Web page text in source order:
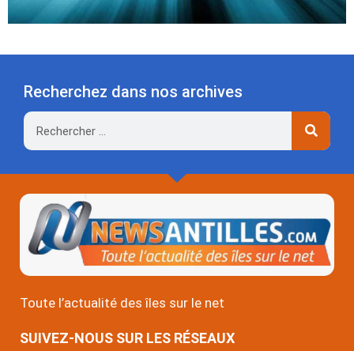
Recherchez dans nos archives
Rechercher
Toute l’actualité des îles sur le net
SUIVEZ-NOUS SUR LES RÉSEAUX